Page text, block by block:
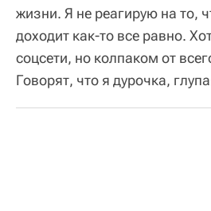
жизни. Я не реагирую на то,
доходит как-то все равно.
соцсети, но колпаком от
Говорят, что я дурочка,